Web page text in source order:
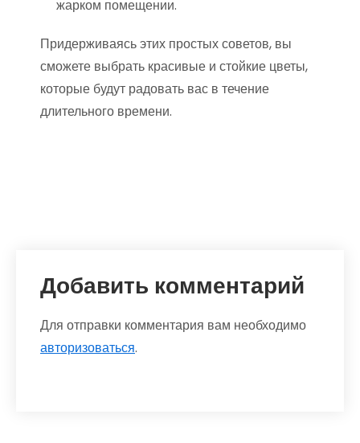
жарком помещении.
Придерживаясь этих простых советов, вы
сможете выбрать красивые и стойкие цветы,
которые будут радовать вас в течение
длительного времени.
Добавить комментарий
Для отправки комментария вам необходимо
авторизоваться.